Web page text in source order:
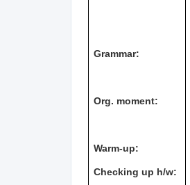
Grammar:
Org. moment:
Warm-up:
Checking up h/w: